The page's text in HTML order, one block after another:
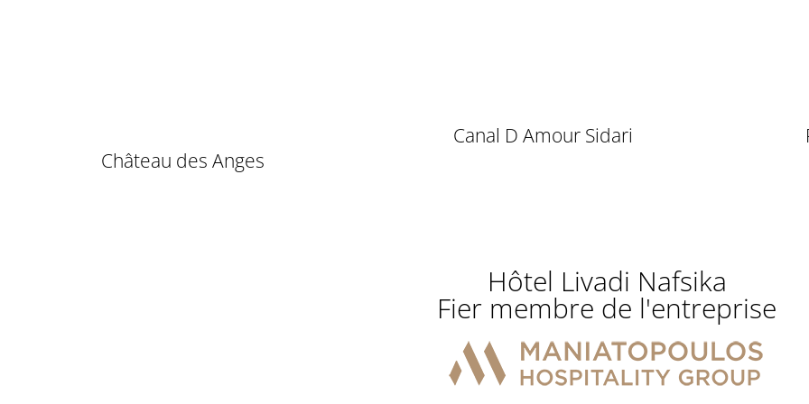
Château des Anges
Canal D Amour Sidari
Hôtel Livadi Nafsika
Fier membre de l'entreprise